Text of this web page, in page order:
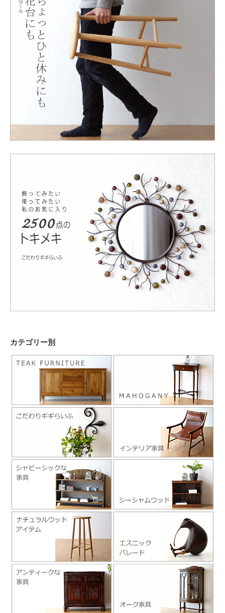
カテゴリー別